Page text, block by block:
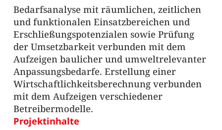
Bedarfsanalyse mit räumlichen, zeitlichen
und funktionalen Einsatzbereichen und
Erschließungspotenzialen sowie Prüfung
der Umsetzbarkeit verbunden mit dem
Aufzeigen baulicher und umweltrelevanter
Anpassungsbedarfe. Erstellung einer
Wirtschaftlichkeitsberechnung verbunden
mit dem Aufzeigen verschiedener
Betreibermodelle.
Projektinhalte